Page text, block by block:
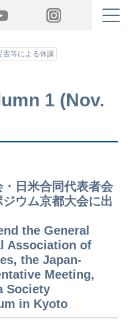
YouTube Instagram
害等による休講
1 (Nov.
日米合同代表者会
ウム京都大会に出
the General
Association of
the Japan-
Meeting,
Society
in Kyoto